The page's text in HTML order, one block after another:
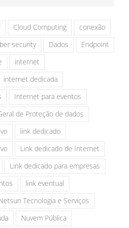
Cloud Computing
conexão
security Dados
Endpoint
internet
internet dedicada
Internet para eventos
de Proteção de dados
link dedicado
Link dedicado de Internet
Link dedicado para empresas
link eventual
Tecnologia e Serviços
Nuvem Pública